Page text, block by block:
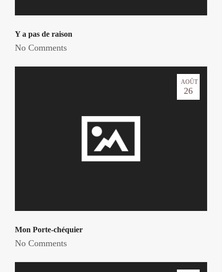
Y a pas de raison
No Comments
AOÛT
26
Mon Porte-chéquier
No Comments